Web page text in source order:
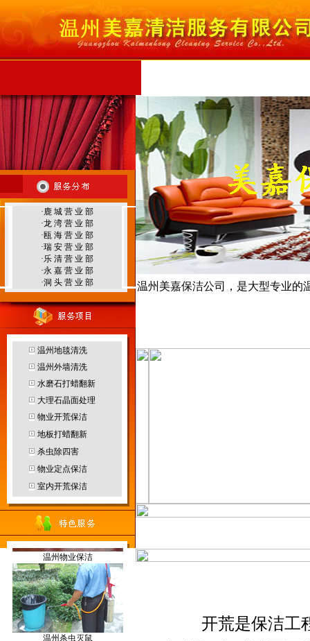
·鹿 城 营 业 部
·龙 湾 营 业 部
·瓯 海 营 业 部
·瑞 安 营 业 部
·乐 清 营 业 部
·永 嘉 营 业 部
·洞 头 营 业 部 温州美嘉保洁公司，是大型专业的
温州地毯清洗
温州外墙清洗
水磨石打蜡翻新
大理石晶面处理
物业开荒保洁
地板打蜡翻新
杀虫除四害
物业定点保洁
室内开荒保洁
温州外墙清洗
温州地毯清洗
温州环境治理
温州园林绿化
温州防水补漏
温州杀虫灭鼠
烟雾机
地毯干洗机
割草机
开荒是保洁工程